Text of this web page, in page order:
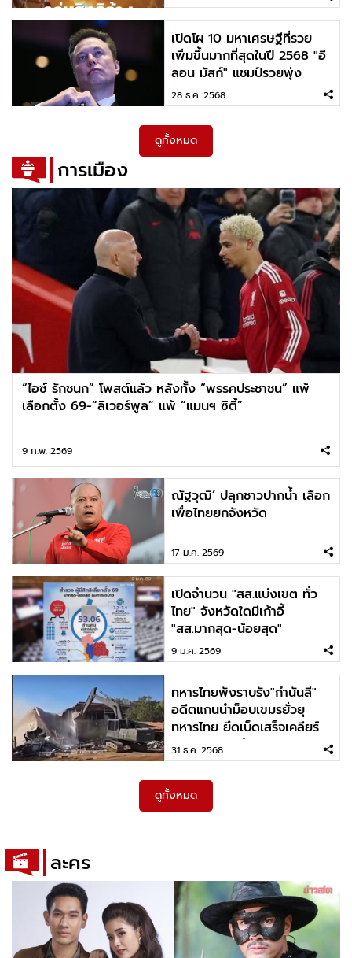
เปิดโผ 10 มหาเศรษฐีที่รวย
เพิ่มขึ้นมากที่สุดในปี 2568 "อี
ลอน มัสก์" แชมป์รวยพุ่ง
กระฉูด
28 ธ.ค. 2568
ดูทั้งหมด
การเมือง
“ไอซ์ รักชนก” โพสต์แล้ว หลังทั้ง “พรรคประชาชน” แพ้
เลือกตั้ง 69-“ลิเวอร์พูล” แพ้ “แมนฯ ซิตี้”
9 ก.พ. 2569
ณัฐวุฒิ’ ปลุกชาวปากน้ำ เลือก
เพื่อไทยยกจังหวัด
17 ม.ค. 2569
เปิดจำนวน "สส.แบ่งเขต ทั่ว
ไทย" จังหวัดใดมีเก้าอี้
"สส.มากสุด-น้อยสุด"
9 ม.ค. 2569
ทหารไทยพังราบรัง"กำนันลี"
อดีตแกนนำม็อบเขมรยั่วยุ
ทหารไทย ยึดเบ็ดเสร็จเคลียร์
สนามรบสระแก้ว
31 ธ.ค. 2568
ดูทั้งหมด
ละคร